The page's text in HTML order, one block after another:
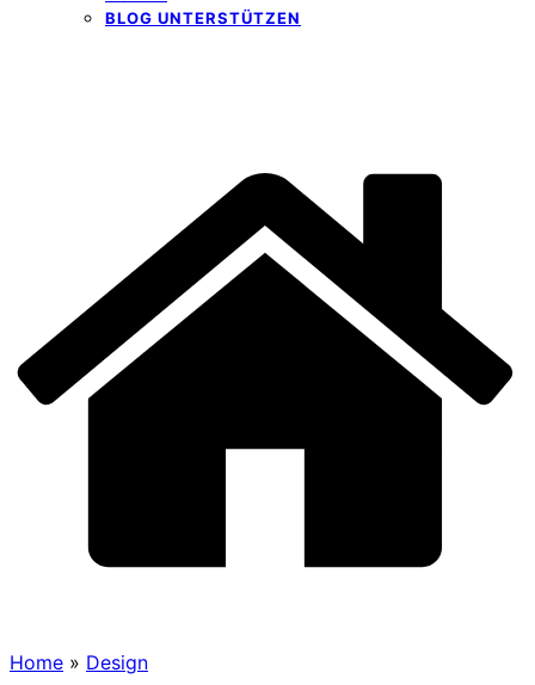
BLOG UNTERSTÜTZEN
Home » Design